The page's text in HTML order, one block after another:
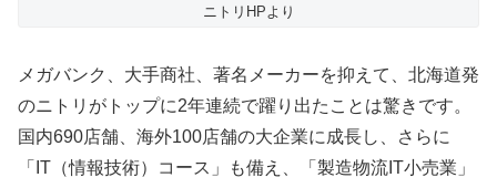
ニトリHPより
メガバンク、大手商社、著名メーカーを抑えて、北海道発
のニトリがトップに2年連続で躍り出たことは驚きです。
国内690店舗、海外100店舗の大企業に成長し、さらに
「IT（情報技術）コース」も備え、「製造物流IT小売業」